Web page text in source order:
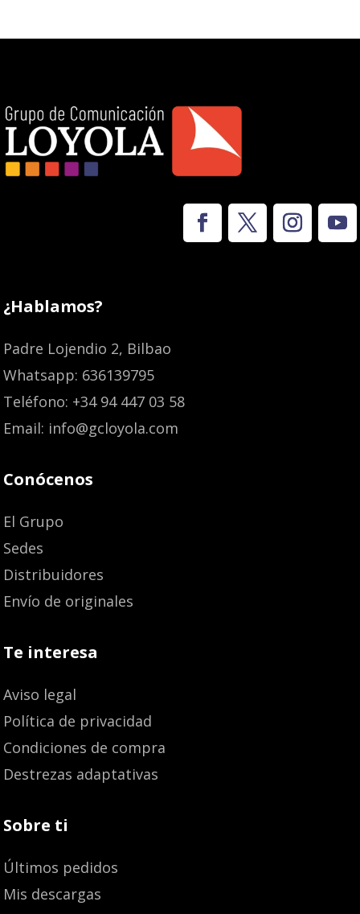
¿Hablamos?
Padre Lojendio 2, Bilbao
Whatsapp: 636139795
Teléfono: +34 94 447 03 58
Email: info@gcloyola.com
Conócenos
El Grupo
Sedes
Distribuidores
Envío de originales
Te interesa
Aviso legal
Política de privacidad
Condiciones de compra
Destrezas adaptativas
Sobre ti
Últimos pedidos
Mis descargas